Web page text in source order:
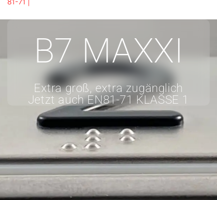
B7 MAXXI
Extra groß, extra zugänglich
Jetzt auch EN81-71 KLASSE 1